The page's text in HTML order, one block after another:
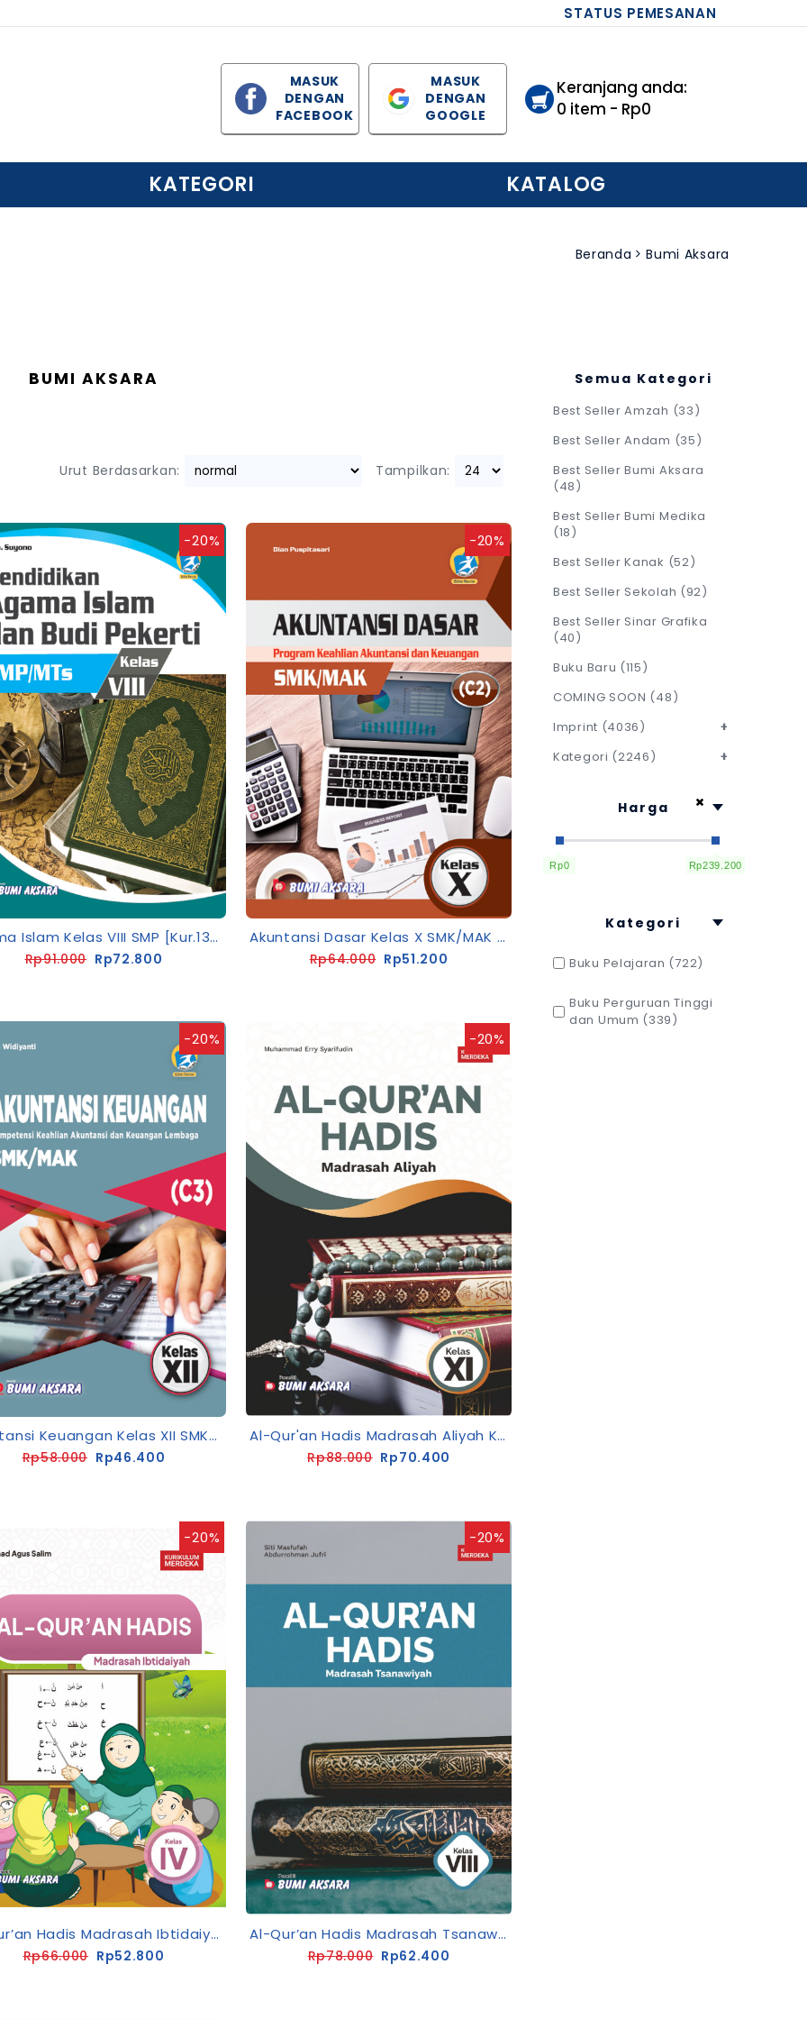
STATUS PEMESANAN
MASUK
DENGAN
GOOGLE
MASUK
DENGAN
FACEBOOK
Keranjang anda:
0 item - Rp0
KATEGORI KATALOG
Beranda Bumi Aksara
Semua Kategori
Best Seller Amzah (33)
Best Seller Andam (35)
Best Seller Bumi Aksara
(48)
Best Seller Bumi Medika
(18)
Best Seller Kanak (52)
Best Seller Sekolah (92)
Best Seller Sinar Grafika
(40)
Buku Baru (115)
COMING SOON (48)
Imprint (4036) +
Kategori (2246) +
Harga
Rp0 Rp239.200
Kategori
Buku Pelajaran (722)
Buku Perguruan Tinggi
dan Umum (339)
BUMI AKSARA
Tampilkan:
Urut Berdasarkan:
-20%
Agama Islam Kelas VIII SMP [Kur.13-Rev]
Rp91.000 Rp72.800
-20%
Akuntansi Dasar Kelas X SMK/MAK [K13-Rev]
Rp64.000 Rp51.200
-20%
Akuntansi Keuangan Kelas XII SMK-C3 [K13-Rev]
Rp58.000 Rp46.400
-20%
Al-Qur'an Hadis Madrasah Aliyah Kelas XI
Rp88.000 Rp70.400
-20%
Al-Qur’an Hadis Madrasah Ibtidaiyah Kelas IV
Rp66.000 Rp52.800
-20%
Al-Qur’an Hadis Madrasah Tsanawiyah Kelas VIII
Rp78.000 Rp62.400